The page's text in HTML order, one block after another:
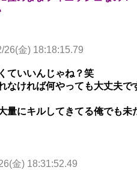
26(金) 18:18:15.79
ていいんじゃね？笑
なければ何やっても大丈夫
量にキルしてきてる俺でも
金) 18:31:52.49